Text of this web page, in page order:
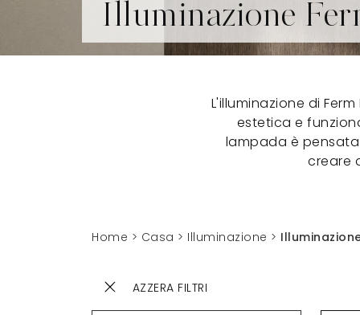
Illuminazione
L'illuminazione di
estetica e
lampada è
creare
Home > Casa > Illuminazione >
AZZERA FILTRI